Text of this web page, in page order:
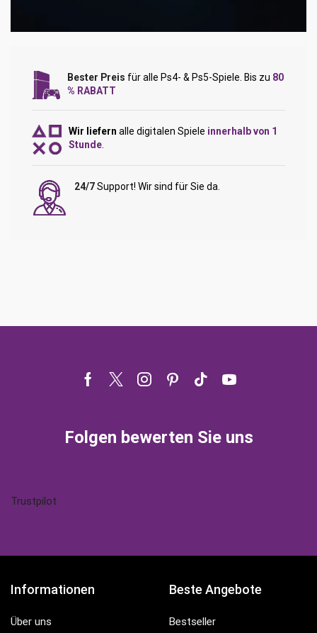
Bester Preis für alle Ps4- & Ps5-Spiele. Bis zu 80
% RABATT
Wir liefern alle digitalen Spiele innerhalb von 1
Stunde
24/7Support! Wir sind für Sie da.
Facebook
TwitterInstagram
Pinterest
Tik- Youtube
Folgen bewerten Sie uns
Trustpilot
Informationen
Über uns
Beste Angebote
Bestseller